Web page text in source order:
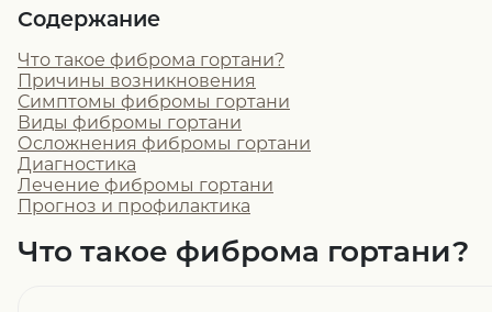
Содержание
Что такое фиброма гортани?
Причины возникновения
Симптомы фибромы гортани
Виды фибромы гортани
Осложнения фибромы гортани
Диагностика
Лечение фибромы гортани
Прогноз и профилактика
Что такое фиброма гортани?